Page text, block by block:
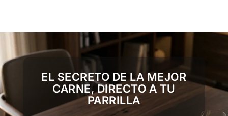
EL SECRETO DE LA MEJOR
CARNE, DIRECTO A TU
PARRILLA